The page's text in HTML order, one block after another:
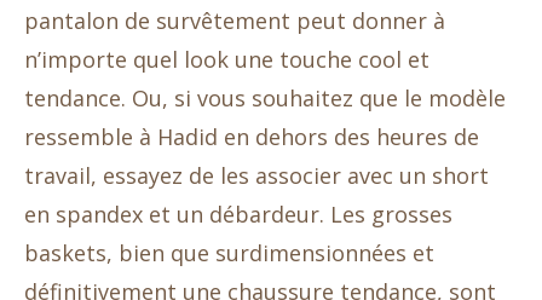
pantalon de survêtement peut donner à
n’importe quel look une touche cool et
tendance. Ou, si vous souhaitez que le modèle
ressemble à Hadid en dehors des heures de
travail, essayez de les associer avec un short
en spandex et un débardeur. Les grosses
baskets, bien que surdimensionnées et
définitivement une chaussure tendance, sont